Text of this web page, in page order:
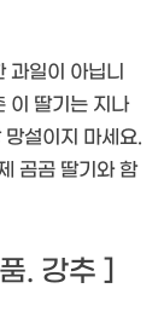
일이 아닙니
이 딸기는 지나
설이지 마세요.
곰곰 딸기와 함
. 강추 ]